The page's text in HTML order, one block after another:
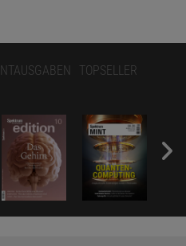
TOPSELLER